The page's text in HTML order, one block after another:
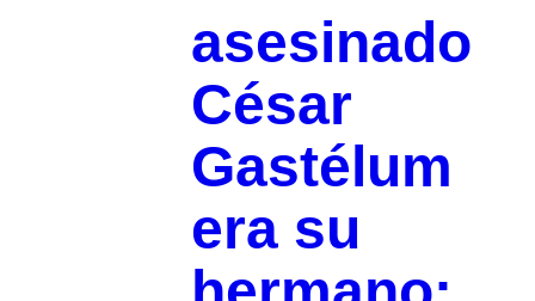
asesinado
César
Gastélum
era su